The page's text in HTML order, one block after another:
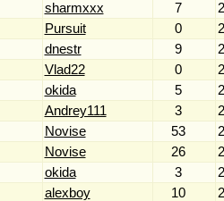
sharmxxx 7
Pursuit 0
dnestr 9
Vlad22 0
okida 5
Andrey111 3
Novise 53
Novise 26
okida 3
alexboy 10